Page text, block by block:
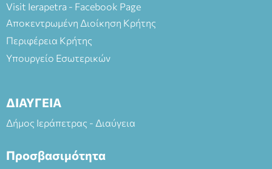
Visit Ierapetra - Facebook Page
Αποκεντρωμένη Διοίκηση Κρήτης
Περιφέρεια Κρήτης
Υπουργείο Εσωτερικών
ΔΙΑΥΓΕΙΑ
Δήμος Ιεράπετρας - Διαύγεια
Προσβασιμότητα